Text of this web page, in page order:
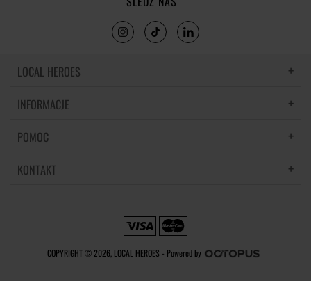
LOCAL HEROES
LH MEMORIES
INFORMACJE
POLITYKA PRYWATNOŚCI
REGULAMINY PROMOCJI
POMOC
CZĘSTE PYTANIA
KONTAKT
COPYRIGHT © 2026, LOCAL HEROES - Powered by